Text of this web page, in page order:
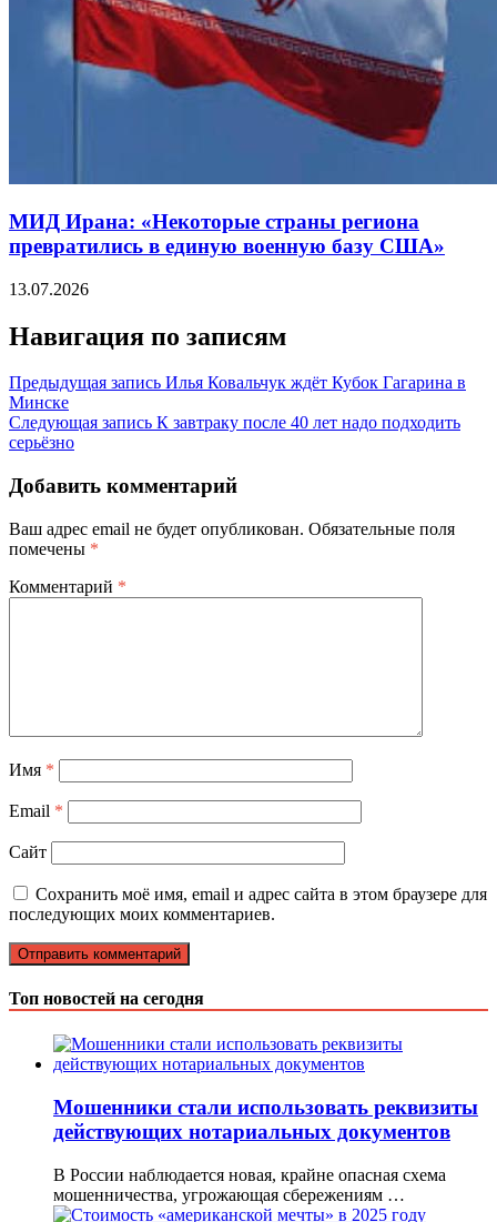
МИД Ирана: «Некоторые страны региона
превратились в единую военную базу США»
13.07.2026
Навигация по записям
Предыдущая запись Илья Ковальчук ждёт Кубок Гагарина в
Минске
Следующая запись К завтраку после 40 лет надо подходить
серьёзно
Добавить комментарий
Ваш адрес email не будет опубликован. Обязательные поля
помечены *
Комментарий *
Имя *
Email *
Сайт
Сохранить моё имя, email и адрес сайта в этом браузере для
последующих моих комментариев.
Топ новостей на сегодня
Мошенники стали использовать реквизиты
действующих нотариальных документов
В России наблюдается новая, крайне опасная схема
мошенничества, угрожающая сбережениям …